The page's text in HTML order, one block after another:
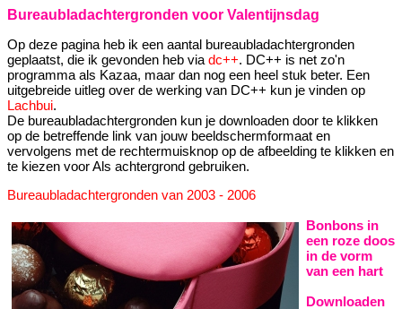
Bureaubladachtergronden voor Valentijnsdag
Op deze pagina heb ik een aantal bureaubladachtergronden
geplaatst, die ik gevonden heb via dc++. DC++ is net zo'n
programma als Kazaa, maar dan nog een heel stuk beter. Een
uitgebreide uitleg over de werking van DC++ kun je vinden op
Lachbui.
De bureaubladachtergronden kun je downloaden door te klikken
op de betreffende link van jouw beeldschermformaat en
vervolgens met de rechtermuisknop op de afbeelding te klikken en
te kiezen voor Als achtergrond gebruiken.
Bureaubladachtergronden van 2003 - 2006
Bonbons in
een roze doos
in de vorm
van een hart
Downloaden